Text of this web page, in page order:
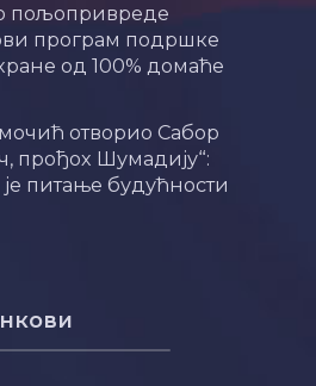
пољопривреде
програм подршке
од 100% домаће
отворио Сабор
прођох Шумадију“:
питање будућности